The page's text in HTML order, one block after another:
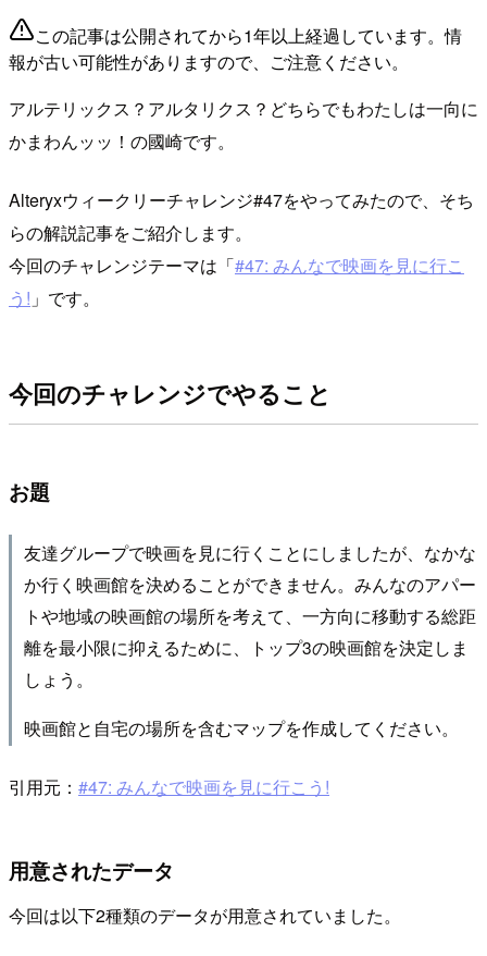
この記事は公開されてから1年以上経過しています。情
報が古い可能性がありますので、ご注意ください。
アルテリックス？アルタリクス？どちらでもわたしは一向に
かまわんッッ！の國崎です。
Alteryxウィークリーチャレンジ#47をやってみたので、そち
らの解説記事をご紹介します。
今回のチャレンジテーマは「#47: みんなで映画を見に行こ
う! 」です。
今回のチャレンジでやること
お題
友達グループで映画を見に行くことにしましたが、なかな
か行く映画館を決めることができません。みんなのアパー
トや地域の映画館の場所を考えて、一方向に移動する総距
離を最小限に抑えるために、トップ3の映画館を決定しま
しょう。
映画館と自宅の場所を含むマップを作成してください。
引用元： #47: みんなで映画を見に行こう!
用意されたデータ
今回は以下2種類のデータが用意されていました。